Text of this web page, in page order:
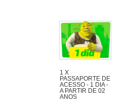
1 X
PASSAPORTE DE
ACESSO - 1 DIA -
A PARTIR DE 02
ANOS